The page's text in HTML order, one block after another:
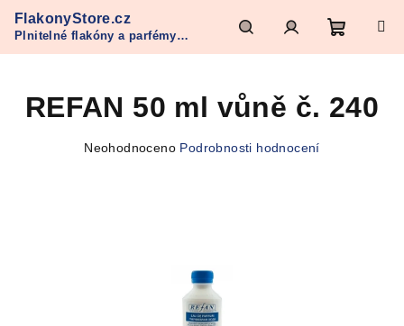
obsah
FlakonyStore.cz
Plnitelné flakóny a parfémy
Refan
HledatPřihlášeníNákupní
košík
REFAN 50 ml vůně č. 240
Průměrné
Neohodnoceno Podrobnosti hodnocení